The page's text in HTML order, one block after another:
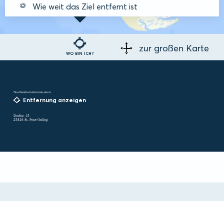
WO BIN ICH?
Wie weit das Ziel entfernt ist
zur großen Karte
Nordseebernsteinmuseum
Entfernung anzeigen
Dorfstr. 15
25826 St. Peter-Ording